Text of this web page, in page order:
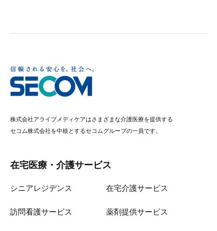
株式会社アライブメディケアはさまざまな介護医療を提供する
セコム株式会社を中核とするセコムグループの一員です。
在宅医療・介護サービス
シニアレジデンス 在宅介護サービス
訪問看護サービス 薬剤提供サービス